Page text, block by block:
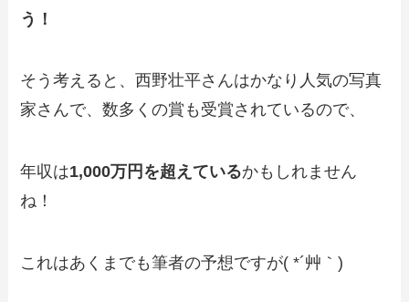
う！
そう考えると、西野壮平さんはかなり人気の写真
家さんで、数多くの賞も受賞されているので、
年収は1,000万円を超えているかもしれません
ね！
これはあくまでも筆者の予想ですが( *´艸｀)